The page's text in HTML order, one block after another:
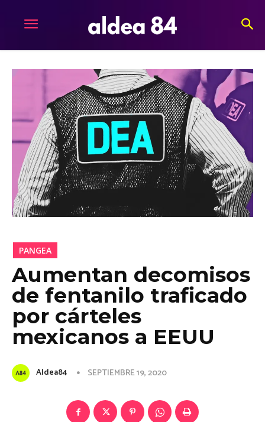
PANGEA
Aumentan decomisos
de fentanilo traficado
por cárteles
mexicanos a EEUU
Aldea84 SEPTIEMBRE 19, 2020